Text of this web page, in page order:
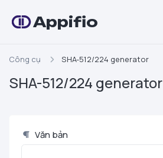
Appifio
Công cụ SHA-512/224 generator
SHA-512/224 generator
Văn bản